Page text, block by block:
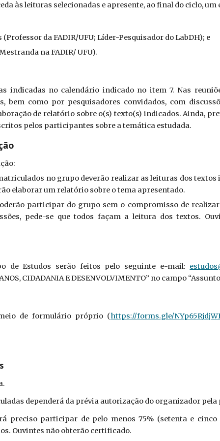
às leituras selecionadas e apresente, ao final do ciclo, um
da FADIR/UFU; Líder-Pesquisador do LabDH); e
na FADIR/ UFU).
indicadas no calendário indicado no item 7. Nas
bem como por pesquisadores convidados, com
de relatório sobre o(s) texto(s) indicados. Ainda,
pelos participantes sobre a temática estudada.
no grupo deverão realizar as leituras dos
elaborar um relatório sobre o tema apresentado.
participar do grupo sem o compromisso de
pede-se que todos façam a leitura dos textos.
de Estudos serão feitos pelo seguinte e-mail:
CIDADANIA E DESENVOLVIMENTO” no campo
de formulário próprio (https://forms.gle/
dependerá da prévia autorização do organizador
preciso participar de pelo menos 75% (setenta e
Ouvintes não obterão certificado.